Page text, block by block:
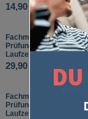
14,90 €
Fachmann/-frau f.
Prüfungstraining
Laufzeit: 3 Monate
29,90 €
Fachmann/-frau f.
Prüfungstraining
Laufzeit: 6 Monate